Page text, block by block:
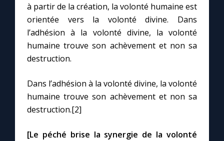
à partir de la création, la volonté humaine est
orientée vers la volonté divine. Dans
l’adhésion à la volonté divine, la volonté
humaine trouve son achèvement et non sa
destruction.
Dans l’adhésion à la volonté divine, la volonté
humaine trouve son achèvement et non sa
destruction.[2]
[Le péché brise la synergie de la volonté